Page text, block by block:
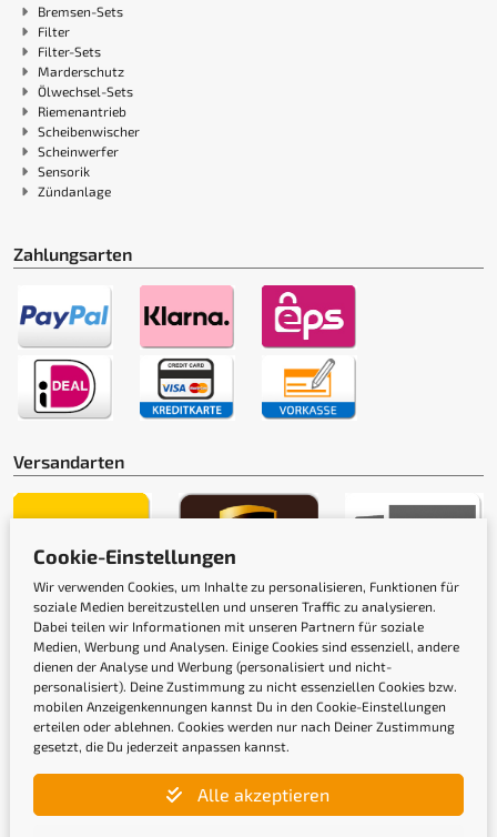
Bremsen-Sets
Filter
Filter-Sets
Marderschutz
Ölwechsel-Sets
Riemenantrieb
Scheibenwischer
Scheinwerfer
Sensorik
Zündanlage
Zahlungsarten
Versandarten
Gütesiegel
Cookie-Einstellungen
Wir verwenden Cookies, um Inhalte zu personalisieren, Funktionen für
soziale Medien bereitzustellen und unseren Traffic zu analysieren.
Dabei teilen wir Informationen mit unseren Partnern für soziale
Medien, Werbung und Analysen. Einige Cookies sind essenziell, andere
dienen der Analyse und Werbung (personalisiert und nicht-
personalisiert). Deine Zustimmung zu nicht essenziellen Cookies bzw.
mobilen Anzeigenkennungen kannst Du in den Cookie-Einstellungen
erteilen oder ablehnen. Cookies werden nur nach Deiner Zustimmung
gesetzt, die Du jederzeit anpassen kannst.
Alle akzeptieren